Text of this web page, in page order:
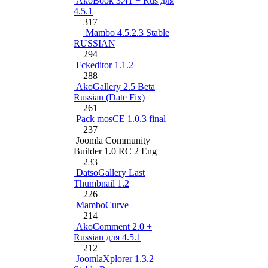
4.5.1
317
Mambo 4.5.2.3 Stable
RUSSIAN
294
Fckeditor 1.1.2
288
AkoGallery 2.5 Beta
Russian (Date Fix)
261
Pack mosCE 1.0.3 final
237
Joomla Community
Builder 1.0 RC 2 Eng
233
DatsoGallery Last
Thumbnail 1.2
226
MamboCurve
214
AkoComment 2.0 +
Russian для 4.5.1
212
JoomlaXplorer 1.3.2